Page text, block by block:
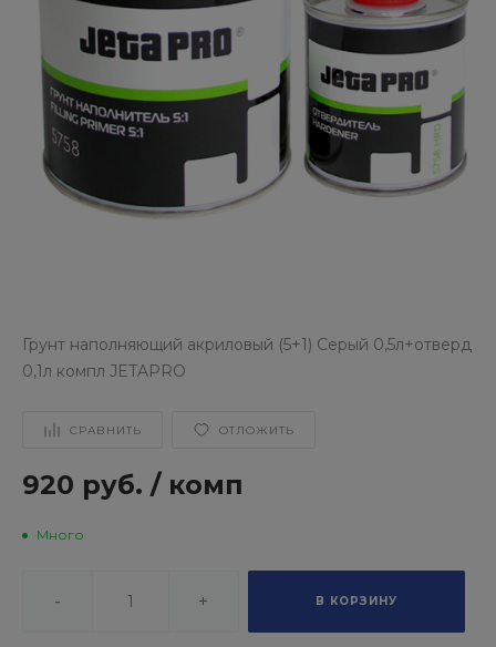
Грунт наполняющий акриловый (5+1) Серый 0,5л+отверд
0,1л компл JETAPRO
СРАВНИТЬ ОТЛОЖИТЬ
920 руб. / комп
Много
- + В КОРЗИНУ